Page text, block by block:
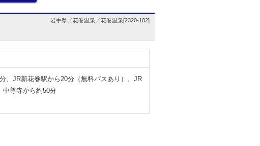
岩手県／花巻温泉／花巻温泉[2320-102]
JR新花巻駅から20分（無料バスあり）、JR
中尊寺から約50分